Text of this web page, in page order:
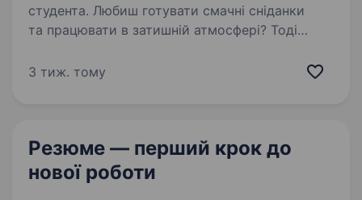
студента. Любиш готувати смачні сніданки
та працювати в затишній атмосфері? Тоді
08:00−16:00 Що потрібно робити: готувати
3 тиж. тому
Резюме — перший крок до
нової роботи